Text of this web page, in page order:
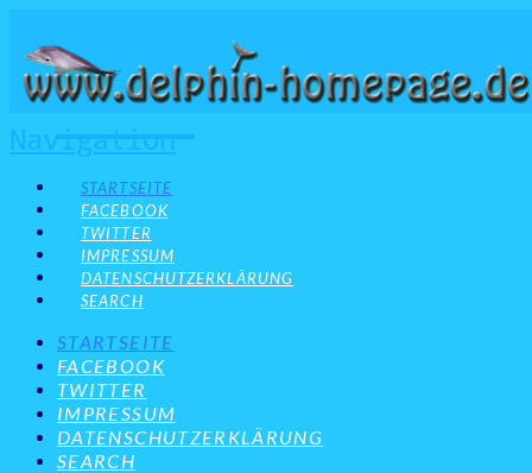
STARTSEITE
FACEBOOK
TWITTER
IMPRESSUM
DATENSCHUTZERKLÄRUNG
SEARCH
STARTSEITE
FACEBOOK
TWITTER
IMPRESSUM
DATENSCHUTZERKLÄRUNG
SEARCH